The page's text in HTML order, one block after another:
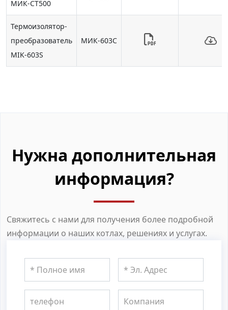
МИК-СТ500
Термоизолятор-
преобразователь
MIK-603S
МИК-603С
Нужна дополнительная
информация?
Свяжитесь с нами для получения более подробной
информации о наших котлах, решениях и услугах.